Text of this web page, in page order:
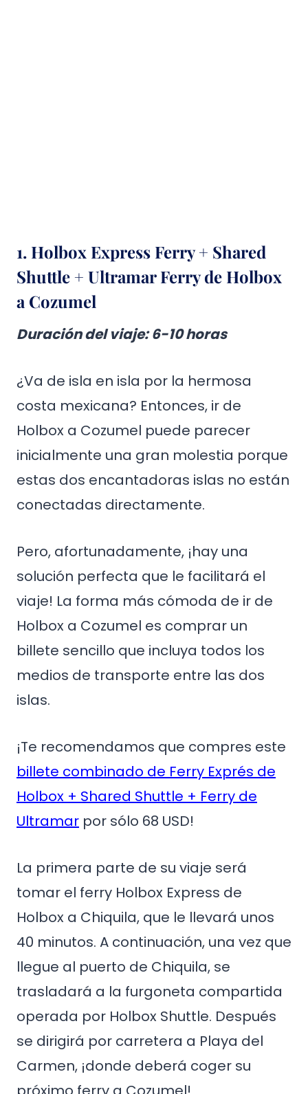
1. Holbox Express Ferry + Shared
Shuttle + Ultramar Ferry de Holbox
a Cozumel
Duración del viaje: 6-10 horas
¿Va de isla en isla por la hermosa
costa mexicana? Entonces, ir de
Holbox a Cozumel puede parecer
inicialmente una gran molestia porque
estas dos encantadoras islas no están
conectadas directamente.
Pero, afortunadamente, ¡hay una
solución perfecta que le facilitará el
viaje! La forma más cómoda de ir de
Holbox a Cozumel es comprar un
billete sencillo que incluya todos los
medios de transporte entre las dos
islas.
¡Te recomendamos que compres este
billete combinado de Ferry Exprés de
Holbox + Shared Shuttle + Ferry de
Ultramar por sólo 68 USD!
La primera parte de su viaje será
tomar el ferry Holbox Express de
Holbox a Chiquila, que le llevará unos
40 minutos. A continuación, una vez que
llegue al puerto de Chiquila, se
trasladará a la furgoneta compartida
operada por Holbox Shuttle. Después
se dirigirá por carretera a Playa del
Carmen, ¡donde deberá coger su